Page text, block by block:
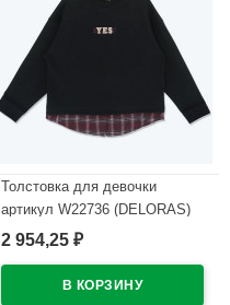
Толстовка для девочки
артикул W22736 (DELORAS)
размер цвет черный
2 954,25 ₽